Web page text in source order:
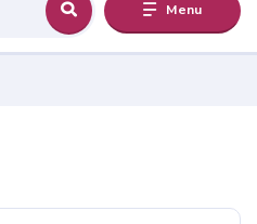
Menu